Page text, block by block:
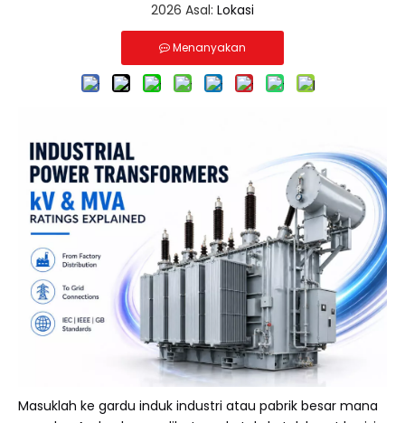
2026 Asal: Lokasi
Menanyakan
Masuklah ke gardu induk industri atau pabrik besar mana